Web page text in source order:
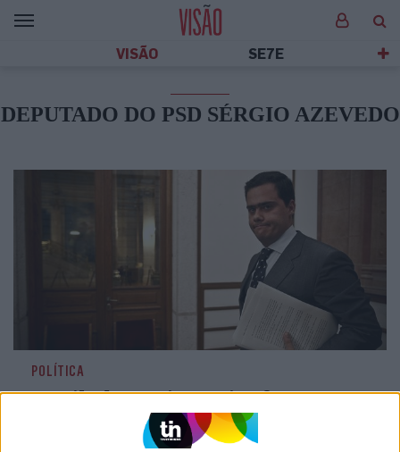
VISÃO SE7E
DEPUTADO DO PSD SÉRGIO AZEVEDO
POLÍTICA
Emails do Tutti Frutti reforçam
suspeitas de desvio de dinheiros